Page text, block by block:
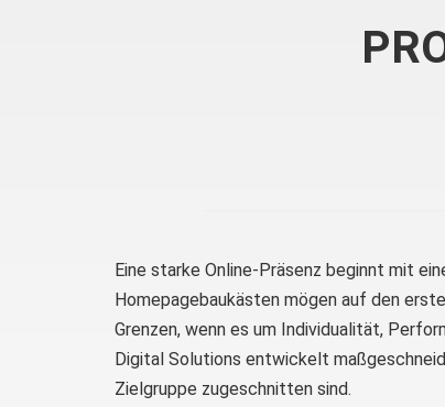
Eine starke Online-Präsenz beginnt mit
Homepagebaukästen mögen auf den
Grenzen, wenn es um Individualität,
Digital Solutions entwickelt
Zielgruppe zugeschnitten sind.